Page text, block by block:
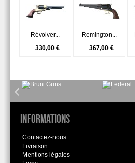
Révolver...
330,00 €
Remington...
367,00 €
Informations
Contactez-nous
Livraison
Mentions légales